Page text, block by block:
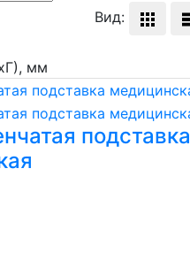
Вид:
мм
подставка